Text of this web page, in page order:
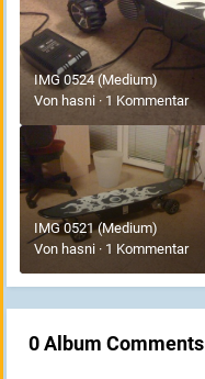
IMG 0524 (Medium)
Von hasni · 1 Kommentar
IMG 0521 (Medium)
Von hasni · 1 Kommentar
0 Album Comments